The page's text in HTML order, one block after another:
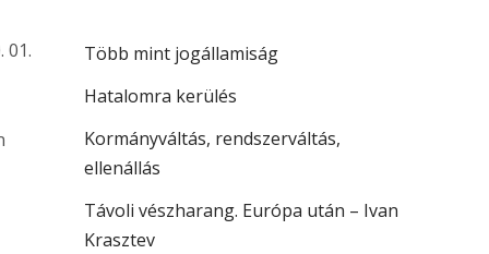
01.
Több mint jogállamiság
Hatalomra kerülés
Kormányváltás, rendszerváltás,
ellenállás
Távoli vészharang. Európa után – Ivan
Krasztev